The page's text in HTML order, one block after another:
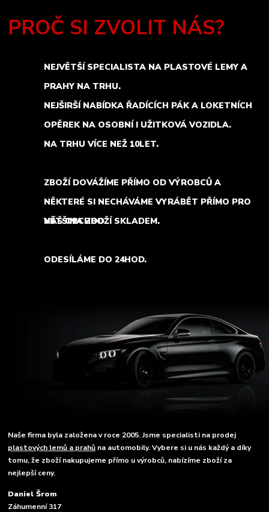
PROČ SI ZVOLIT NÁS?
NEJVĚTŠÍ SPECIALISTA NA PLASTOVÉ LEMY A
PRAHY NA TRHU.
NEJŠIRŠÍ NABÍDKA ŘADÍCÍCH PÁK A LOKETNÍCH
OPĚREK NA OSOBNÍ I UŽITKOVÁ VOZIDLA.
NA TRHU VÍCE NEŽ 10LET.
ZBOŽÍ DOVÁŽÍME PŘÍMO OD VÝROBCŮ A
NĚKTERÉ SI NECHÁVÁME VYRÁBĚT PŘÍMO PRO
NÁŠ OBCHOD.
VĚTŠINA ZBOŽÍ SKLADEM.
ODESÍLÁME DO 24HOD.
Naše firma byla založena v roce 2005. Jsme specialisti na prodej
plastových lemů a prahů na automobily. Vybere si u nás každý a díky
tomu, že zboží nakupujeme přímo u výrobců, nabízíme zboží za
nejlepší ceny.
Daniel Šrom
Záhumenní 317